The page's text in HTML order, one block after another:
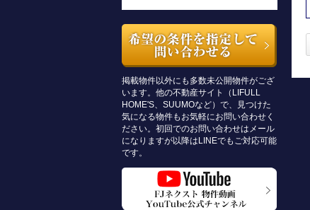
掲載物件以外にも多数未公開物件がござ
います。他の不動産サイト（LIFULL
HOME'S、SUUMOなど）で、見つけた
気になる物件もお気軽にお問い合わせく
ださい。初回でのお問い合わせはメール
になりますが以降はLINEでもご対応可能
です。